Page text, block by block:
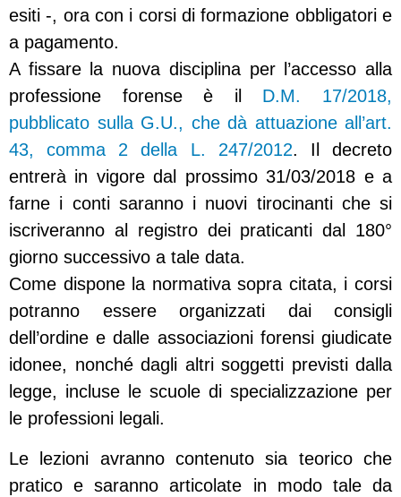
esiti -, ora con i corsi di formazione obbligatori e
a pagamento.
A fissare la nuova disciplina per l’accesso alla
professione forense è il D.M. 17/2018,
pubblicato sulla G.U., che dà attuazione all’art.
43, comma 2 della L. 247/2012. Il decreto
entrerà in vigore dal prossimo 31/03/2018 e a
farne i conti saranno i nuovi tirocinanti che si
iscriveranno al registro dei praticanti dal 180°
giorno successivo a tale data.
Come dispone la normativa sopra citata, i corsi
potranno essere organizzati dai consigli
dell’ordine e dalle associazioni forensi giudicate
idonee, nonché dagli altri soggetti previsti dalla
legge, incluse le scuole di specializzazione per
le professioni legali.
Le lezioni avranno contenuto sia teorico che
pratico e saranno articolate in modo tale da